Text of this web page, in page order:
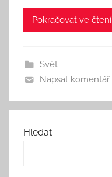
Pokračovat ve čtení
Svět
Napsat komentář
Hledat